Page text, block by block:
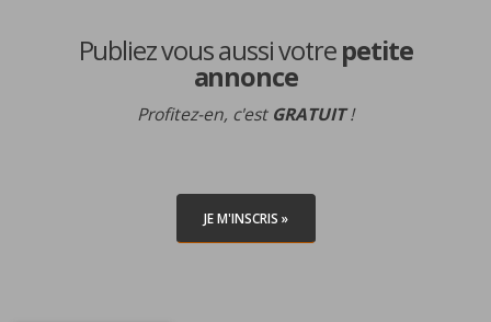
Publiez vous aussi votrepetite
annonce
Profitez-en, c'est GRATUIT!
JE M'INSCRIS »